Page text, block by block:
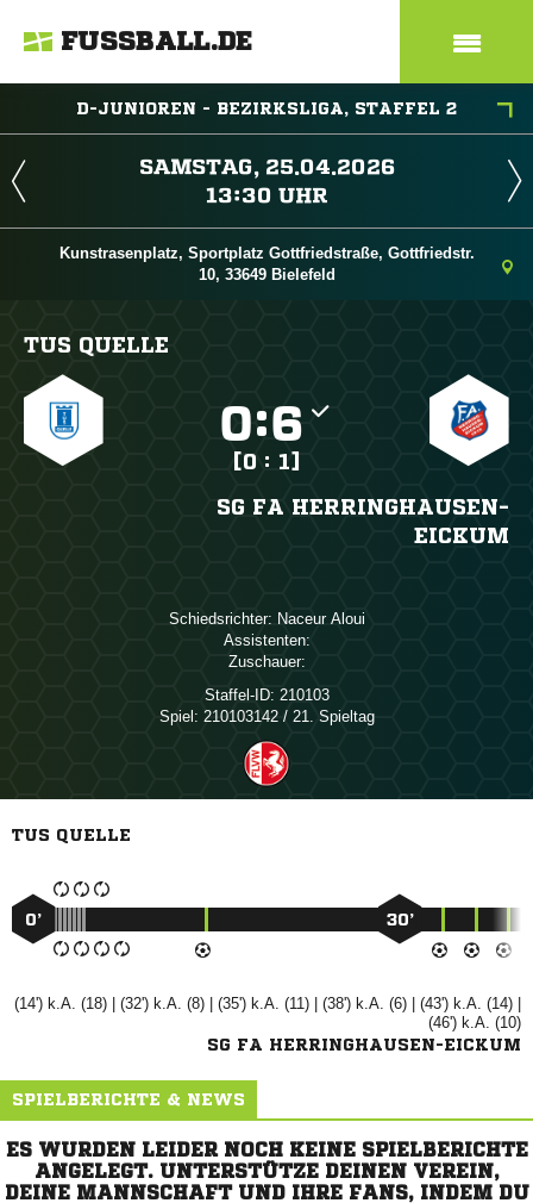
FUSSBALL.DE
D-JUNIOREN - BEZIRKSLIGA, STAFFEL 2
 
 
Kunstrasenplatz, Sportplatz Gottfriedstraße, Gottfriedstr.
10, 33649 Bielefeld
TUS QUELLE
:
[0 : 1]
SG FA HERRINGHAUSEN-
EICKUM
Schiedsrichter:  
Assistenten:
Zuschauer:
Staffel-ID: 210103
Spiel: 210103142 / 21. Spieltag
TUS QUELLE
0’ 30’
(14') k.A. (18) | (32') k.A. (8) | (35') k.A. (11) | (38') k.A. (6) | (43') k.A. (14) |
(46') k.A. (10)
SG FA HERRINGHAUSEN-EICKUM
SPIELBERICHTE & NEWS
ES WURDEN LEIDER NOCH KEINE SPIELBERICHTE
ANGELEGT. UNTERSTÜTZE DEINEN VEREIN,
DEINE MANNSCHAFT UND IHRE FANS, INDEM DU